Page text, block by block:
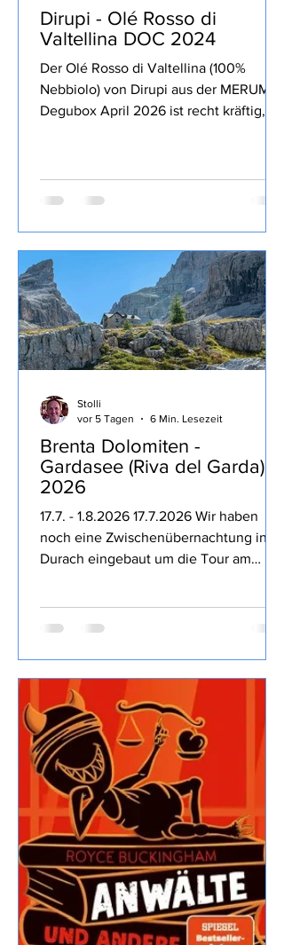
Valtellina DOC 2024
Der Olé Rosso di Valtellina (100%
eingebunden, trinkig, passt sehr gut zu
kräftigen Gerichten und zum Genuss
über den Abend.
Stolli
vor 3 Tagen
1 Min. Lesezeit
Brenta Dolomiten -
2026
17.7. - 1.8.2026 17.7.2026 Wir haben
dass die Kampftrinker des Ortes den
Freitag Abend nutzen um bis 23:30 Uhr
lautstark die Nacht zum Tage machen
hätten wir nicht direkt erwartet,
Entspannung geht irgendwie anders.
18.7.2026 Auf geht es Richtung Brenta
Dolomiten, dass wir trotz
Zwischenstopp noch 8 Stunden bis
zum Ziel brauchen war doch
überraschend… ...wir machen mal
wieder
Stolli
vor 5 Tagen
6 Min. Lesezeit